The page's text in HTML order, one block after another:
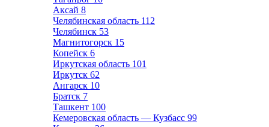
Аксай 8
Челябинская область 112
Челябинск 53
Магнитогорск 15
Копейск 6
Иркутская область 101
Иркутск 62
Ангарск 10
Братск 7
Ташкент 100
Кемеровская область — Кузбасс 99